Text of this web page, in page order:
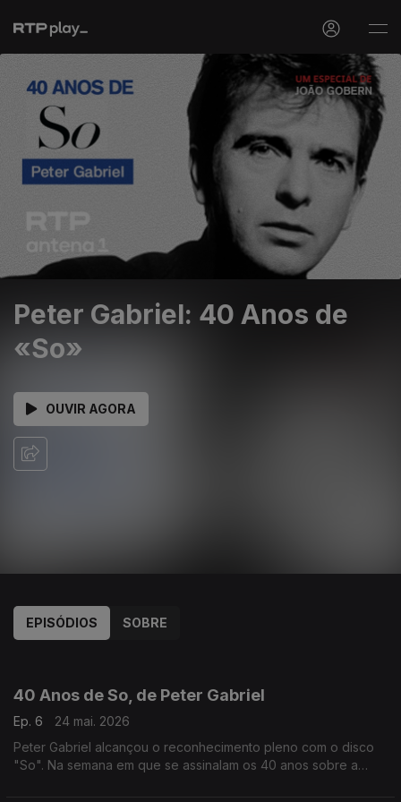
Peter Gabriel: 40 Anos de
«So»
OUVIR AGORA
EPISÓDIOS SOBRE
40 Anos de So, de Peter Gabriel
Ep. 6
24 mai. 2026
Peter Gabriel alcançou o reconhecimento pleno com o disco
"So". Na semana em que se assinalam os 40 anos sobre a